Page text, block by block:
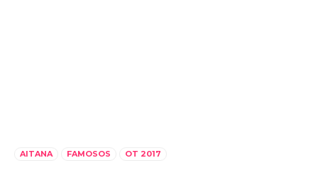
AITANA FAMOSOS OT 2017